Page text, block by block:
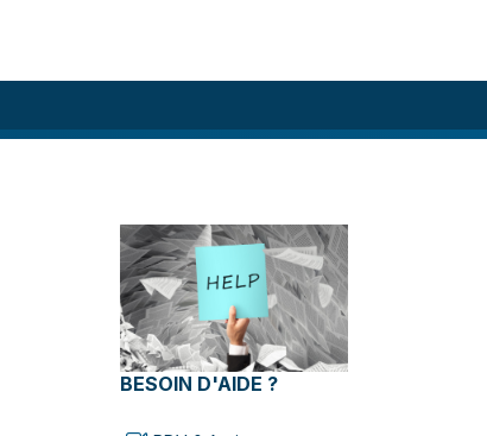
BESOIN D'AIDE ?